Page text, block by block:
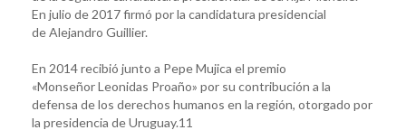
En julio de 2017 firmó por la candidatura presidencial
de Alejandro Guillier.
En 2014 recibió junto a Pepe Mujica el premio
«Monseñor Leonidas Proaño» por su contribución a la
defensa de los derechos humanos en la región, otorgado por
la presidencia de Uruguay.11​